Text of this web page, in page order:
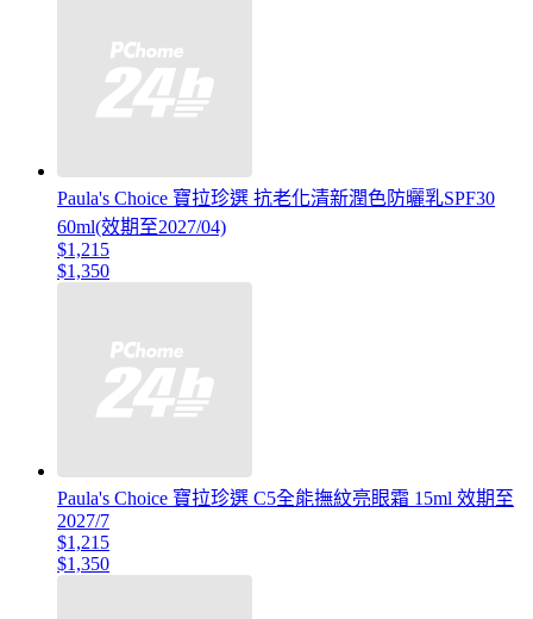
Paula's Choice 寶拉珍選 抗老化清新潤色防曬乳SPF30
60ml(效期至2027/04)
$1,215
$1,350
Paula's Choice 寶拉珍選 C5全能撫紋亮眼霜 15ml 效期至
2027/7
$1,215
$1,350